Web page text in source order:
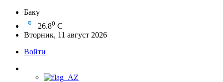
Баку
26.80 C
Вторник, 11 август 2026
Войти